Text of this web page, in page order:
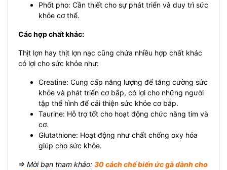
Phốt pho: Cần thiết cho sự phát triển và duy trì sức
khỏe cơ thể.
Các hợp chất khác:
Thịt lợn hay thịt lợn nạc cũng chứa nhiều hợp chất khác
có lợi cho sức khỏe như:
Creatine: Cung cấp năng lượng để tăng cường sức
khỏe và phát triển cơ bắp, có lợi cho những người
tập thể hình để cải thiện sức khỏe cơ bắp.
Taurine: Hỗ trợ tốt cho hoạt động chức năng tim và
cơ.
Glutathione: Hoạt động như chất chống oxy hóa
giúp cho sức khỏe.
⇒ Mời bạn tham khảo: 30 cách chế biến ức gà dành cho